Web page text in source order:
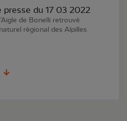
presse du 17 03 2022
de Bonelli retrouvé
régional des Alpilles